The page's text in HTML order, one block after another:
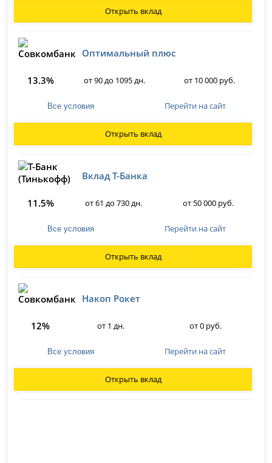
Открыть вклад
Оптимальный плюс
13.3% от 90 до 1095 дн. от 10 000 руб.
Все условия Перейти на сайт
Открыть вклад
Вклад Т-Банка
11.5% от 61 до 730 дн. от 50 000 руб.
Все условия Перейти на сайт
Открыть вклад
Накоп Рокет
12% от 1 дн. от 0 руб.
Все условия Перейти на сайт
Открыть вклад